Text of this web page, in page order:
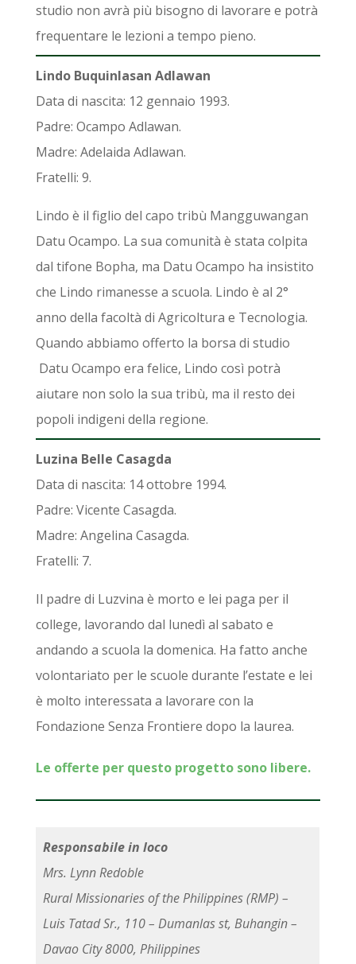
studio non avrà più bisogno di lavorare e potrà
frequentare le lezioni a tempo pieno.
Lindo Buquinlasan Adlawan
Data di nascita: 12 gennaio 1993.
Padre: Ocampo Adlawan.
Madre: Adelaida Adlawan.
Fratelli: 9.
Lindo è il figlio del capo tribù Mangguwangan
Datu Ocampo. La sua comunità è stata colpita
dal tifone Bopha, ma Datu Ocampo ha insistito
che Lindo rimanesse a scuola. Lindo è al 2°
anno della facoltà di Agricoltura e Tecnologia.
Quando abbiamo offerto la borsa di studio
Datu Ocampo era felice, Lindo così potrà
aiutare non solo la sua tribù, ma il resto dei
popoli indigeni della regione.
Luzina Belle Casagda
Data di nascita: 14 ottobre 1994.
Padre: Vicente Casagda.
Madre: Angelina Casagda.
Fratelli: 7.
Il padre di Luzvina è morto e lei paga per il
college, lavorando dal lunedì al sabato e
andando a scuola la domenica. Ha fatto anche
volontariato per le scuole durante l’estate e lei
è molto interessata a lavorare con la
Fondazione Senza Frontiere dopo la laurea.
Le offerte per questo progetto sono libere.
Responsabile in loco
Mrs. Lynn Redoble
Rural Missionaries of the Philippines (RMP) –
Luis Tatad Sr., 110 – Dumanlas st, Buhangin –
Davao City 8000, Philippines